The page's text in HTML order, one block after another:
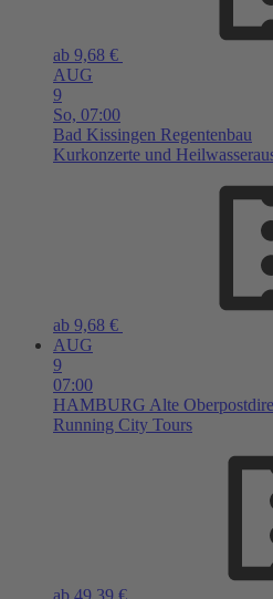
ab 9,68 €
AUG
9
So, 07:00
Bad Kissingen Regentenbau
Kurkonzerte und
ab 9,68 €
AUG
9
07:00
HAMBURG Alte
Running City Tours
ab 49,39 €